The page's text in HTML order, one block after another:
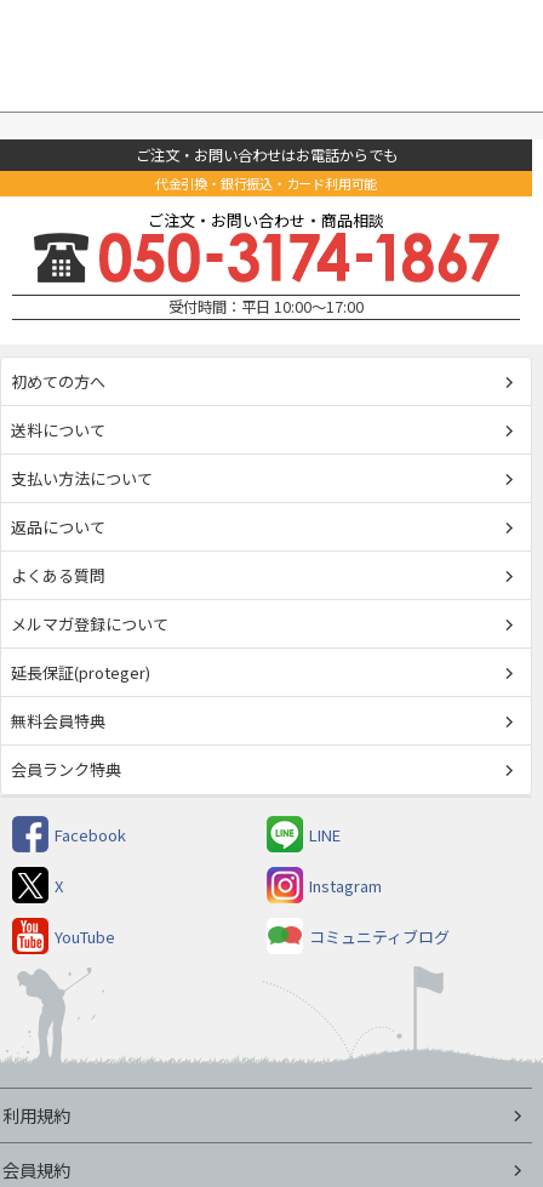
ご注文・お問い合わせはお電話からでも
代金引換・銀行振込・カード利用可能
ご注文・お問い合わせ・商品相談
受付時間：平日 10:00～17:00
初めての方へ
送料について
支払い方法について
返品について
よくある質問
メルマガ登録について
延長保証(proteger)
無料会員特典
会員ランク特典
Facebook LINE
X Instagram
YouTube コミュニティブログ
利用規約
会員規約